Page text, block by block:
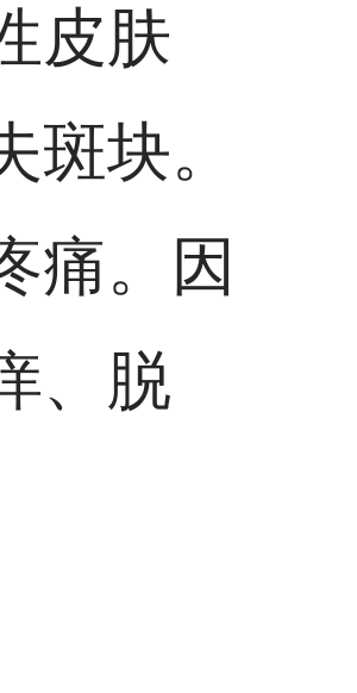
皮肤
块。
痛。因
、脱